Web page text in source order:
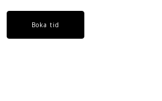
Boka tid